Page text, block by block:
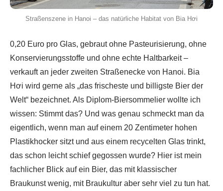
Straßenszene in Hanoi – das natürliche Habitat von Bia Hơi
0,20 Euro pro Glas, gebraut ohne Pasteurisierung, ohne
Konservierungsstoffe und ohne echte Haltbarkeit –
verkauft an jeder zweiten Straßenecke von Hanoi. Bia
Hơi wird gerne als „das frischeste und billigste Bier der
Welt“ bezeichnet. Als Diplom-Biersommelier wollte ich
wissen: Stimmt das? Und was genau schmeckt man da
eigentlich, wenn man auf einem 20 Zentimeter hohen
Plastikhocker sitzt und aus einem recycelten Glas trinkt,
das schon leicht schief gegossen wurde? Hier ist mein
fachlicher Blick auf ein Bier, das mit klassischer
Braukunst wenig, mit Braukultur aber sehr viel zu tun hat.